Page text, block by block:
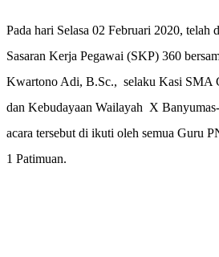
Pada hari Selasa 02 Februari 2020, telah
Sasaran Kerja Pegawai (SKP) 360
Kwartono Adi, B.Sc., selaku Kasi SMA
dan Kebudayaan Wailayah X
acara tersebut di ikuti oleh semua Guru
1 Patimuan.